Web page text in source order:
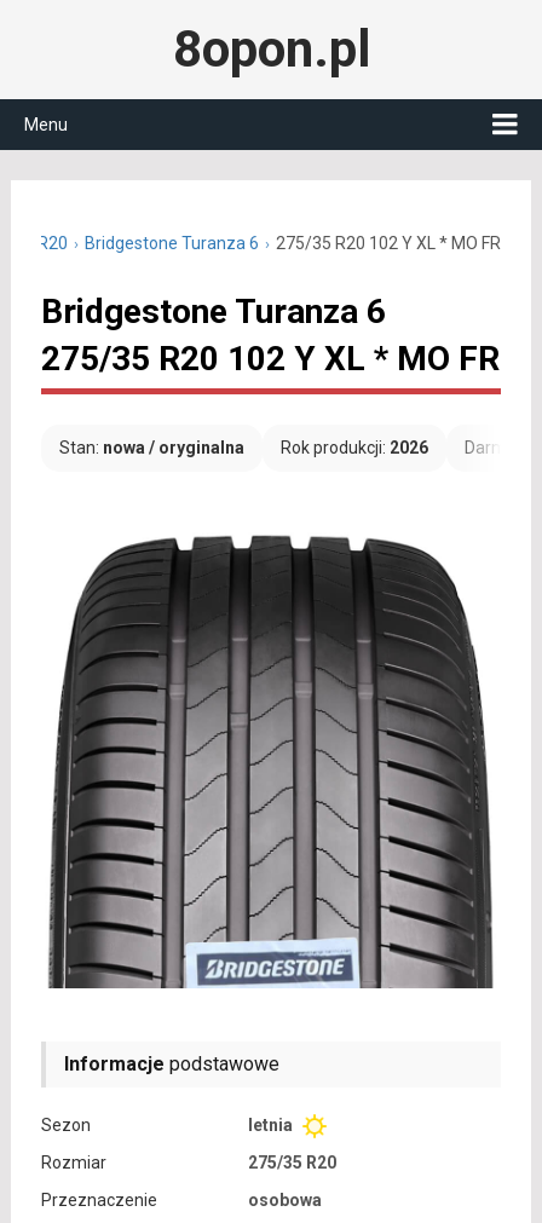
8opon.pl
Menu
35 R20 Bridgestone Turanza 6 275/35 R20 102 Y XL * MO FR
Bridgestone Turanza 6
275/35 R20 102 Y XL * MO FR
Stan: nowa / oryginalna Rok produkcji: 2026
Informacje podstawowe
Sezon
letnia
Rozmiar
275/35 R20
Przeznaczenie
osobowa